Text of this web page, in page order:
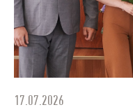
17.07.2026